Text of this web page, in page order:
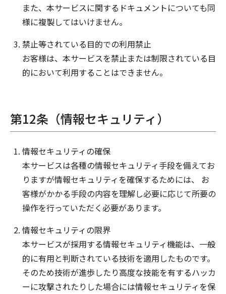
また、本サービスに関するドキュメントについても同
様に複製してはいけません。
禁止等されている目的での利用禁止
お客様は、本サービスを禁止または制限されている目
的において利用することはできません。
第12条（情報セキュリティ）
情報セキュリティの確保
本サービスは各種の情報セキュリティ手段を備えてお
りますが情報セキュリティを確保するためには、 お
客様がかかる手段の内容を理解し必要に応じて所要の
操作を行っていただく必要があります。
情報セキュリティの限界
本サービスが採用する情報セキュリティ機能は、一般
的に有用と判断されている技術を適用したものです。
そのため技術が進歩したり高度な技能を有するハッカ
ーに攻撃されたりした場合には情報セキュリティを保